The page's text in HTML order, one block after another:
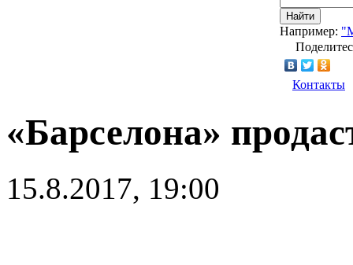
Найти
Например:
Контакты
«Барселона»
15.8.2017, 19:00